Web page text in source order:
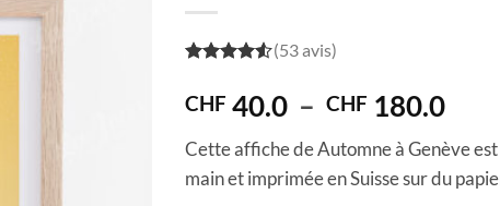
5
(53 avis)
CHF 40.0 – CHF 180.0Plage
prix
Cette affiche de Automne à Genève
main et imprimée en Suisse sur du